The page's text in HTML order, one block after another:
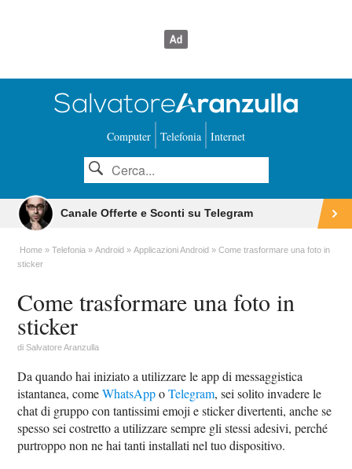
Computer Telefonia Internet
Canale Offerte e Sconti su Telegram
Home Telefonia Android Applicazioni Android
Come trasformare una foto in
sticker
Come trasformare una foto in
sticker
diSalvatore Aranzulla
Da quando hai iniziato a utilizzare le app di messaggistica
istantanea, comeWhatsAppoTelegram, sei solito invadere le
chat di gruppo con tantissimi emoji e sticker divertenti, anche se
spesso sei costretto a utilizzare sempre gli stessi adesivi, perché
purtroppo non ne hai tanti installati nel tuo dispositivo.